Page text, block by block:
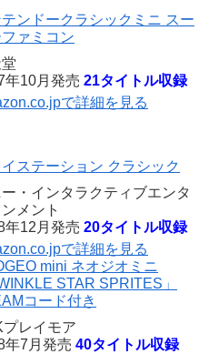
ンドークラシックミニ スー
ァミコン
年10月発売 21タイトル収録
で詳細を見る
ステーション クラシック
ー・インタラクティブエンタ
メント
年12月発売 20タイトル収録
で詳細を見る
mini ネオジオミニ
STAR SPRITES」
コード付き
プレイモア
年7月発売 40タイトル収録